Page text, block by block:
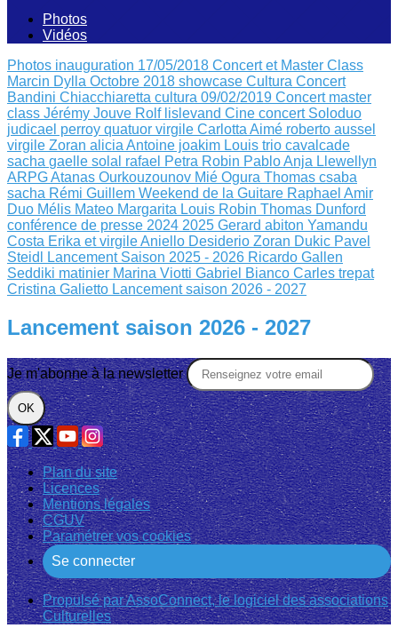
Photos
Vidéos
Photos inauguration 17/05/2018 Concert et Master Class
Marcin Dylla Octobre 2018 showcase Cultura Concert
Bandini Chiacchiaretta cultura 09/02/2019 Concert master
class Jérémy Jouve Rolf lislevand Cine concert Soloduo
judicael perroy quatuor virgile Carlotta Aimé roberto aussel
virgile Zoran alicia Antoine joakim Louis trio cavalcade
sacha gaelle solal rafael Petra Robin Pablo Anja Llewellyn
ARPG Atanas Ourkouzounov Mié Ogura Thomas csaba
sacha Rémi Guillem Weekend de la Guitare Raphael Amir
Duo Mélis Mateo Margarita Louis Robin Thomas Dunford
conférence de presse 2024 2025 Gerard abiton Yamandu
Costa Erika et virgileAniello Desiderio Zoran Dukic Pavel
Steidl
Lancement Saison 2025 - 2026 Ricardo Gallen
Seddiki matinier Marina Viotti Gabriel Bianco Carles trepat
Cristina Galietto Lancement saison 2026 - 2027
Lancement saison 2026 - 2027
Je m'abonne à la newsletter
OK
Plan du site
Licences
Mentions légales
CGUV
Paramétrer vos cookies
Se connecter
Propulsé par AssoConnect, le logiciel des associations
Culturelles